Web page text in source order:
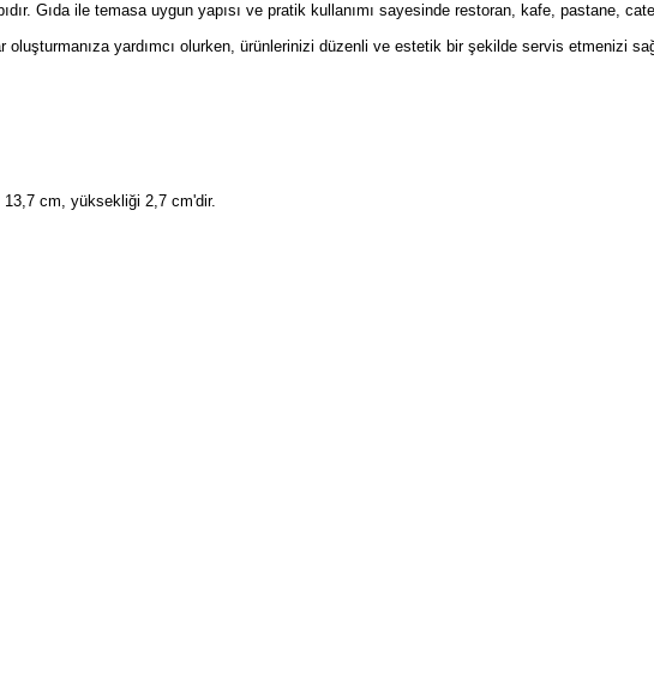
Gıda ile temasa uygun yapısı ve pratik kullanımı sayesinde restoran, kafe, pastane,
oluşturmanıza yardımcı olurken, ürünlerinizi düzenli ve estetik bir şekilde servis etmenizi
13,7 cm, yüksekliği 2,7 cm'dir.